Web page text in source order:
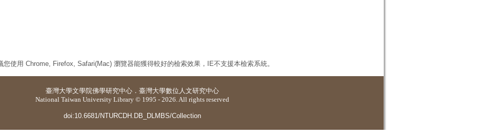
您使用 Chrome, Firefox, Safari(Mac) 瀏覽器能獲得較好的檢索效果，IE不支援本檢索系統。
臺灣大學文學院佛學研究中心 ． 臺灣大學數位人文研究中心
National Taiwan University Library © 1995 - 2026. All rights reserved
doi:10.6681/NTURCDH.DB_DLMBS/Collection